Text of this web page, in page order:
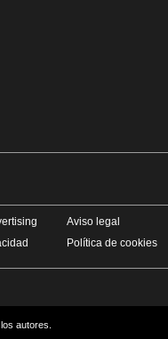
Aviso legal
Política de cookies
autores.